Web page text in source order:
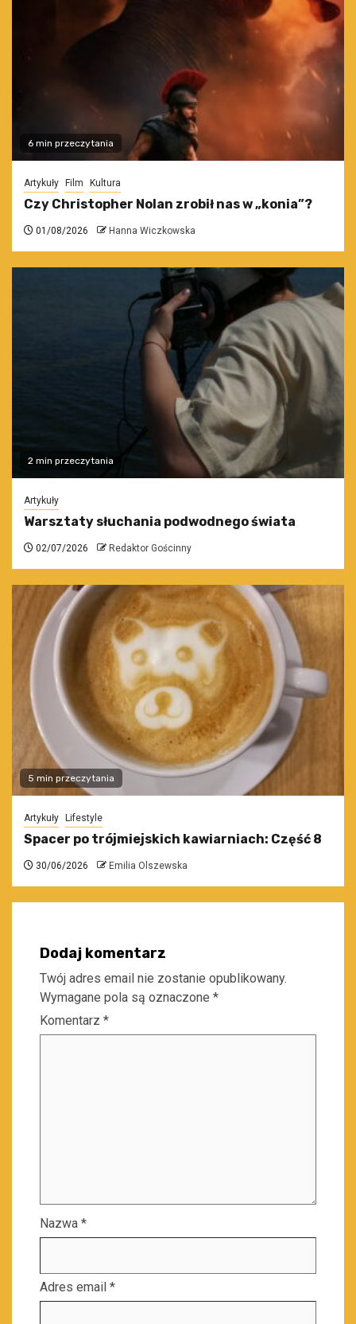
6 min przeczytania
Artykuły Film Kultura
Czy Christopher Nolan zrobił nas w „konia”?
01/08/2026 Hanna Wiczkowska
2 min przeczytania
Artykuły
Warsztaty słuchania podwodnego świata
02/07/2026 Redaktor Gościnny
5 min przeczytania
Artykuły Lifestyle
Spacer po trójmiejskich kawiarniach: Część 8
30/06/2026 Emilia Olszewska
Dodaj komentarz
Twój adres email nie zostanie opublikowany.
Wymagane pola są oznaczone *
Komentarz *
Nazwa *
Adres email *